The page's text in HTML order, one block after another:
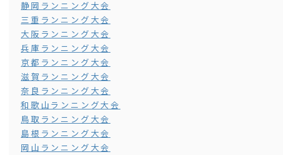
静岡ランニング大会
三重ランニング大会
大阪ランニング大会
兵庫ランニング大会
京都ランニング大会
滋賀ランニング大会
奈良ランニング大会
和歌山ランニング大会
鳥取ランニング大会
島根ランニング大会
岡山ランニング大会